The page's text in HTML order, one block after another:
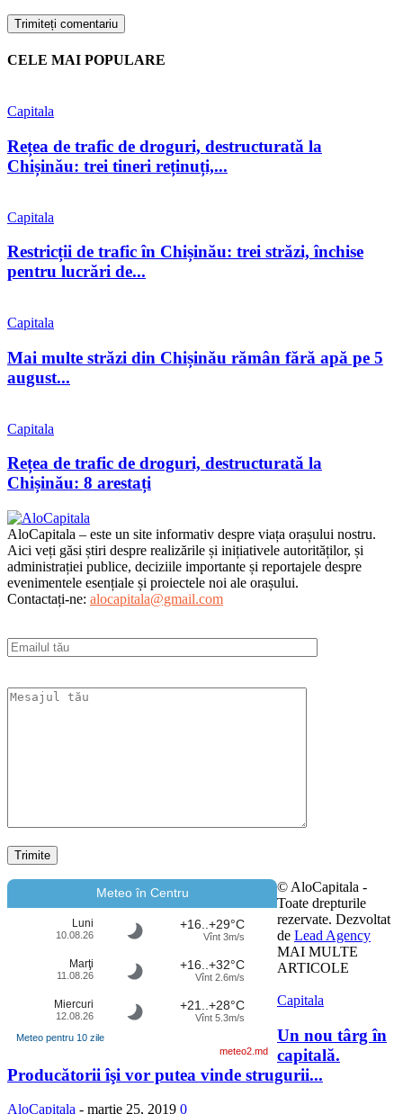
CELE MAI POPULARE
Capitala
Rețea de trafic de droguri, destructurată la
Chișinău: trei tineri reținuți,...
Capitala
Restricții de trafic în Chișinău: trei străzi, închise
pentru lucrări de...
Capitala
Mai multe străzi din Chișinău rămân fără apă pe 5
august...
Capitala
Rețea de trafic de droguri, destructurată la
Chișinău: 8 arestați
AloCapitala – este un site informativ despre viața orașului nostru.
Aici veți găsi știri despre realizările și inițiativele autorităților, și
administrației publice, deciziile importante și reportajele despre
evenimentele esențiale și proiectele noi ale orașului.
Contactați-ne: alocapitala@gmail.com
Meteo în Centru
Luni
10.08.26
+16..+29°C
Vînt 3m/s
Marţi
11.08.26
+16..+32°C
Vînt 2.6m/s
Miercuri
12.08.26
+21..+28°C
Vînt 5.3m/s
Meteo pentru 10 zile
meteo2.md
© AloCapitala -
Toate drepturile
rezervate. Dezvoltat
de Lead Agency
MAI MULTE
ARTICOLE
Capitala
Un nou târg în
capitală.
Producătorii îşi vor putea vinde strugurii...
AloCapitala - martie 25, 2019 0